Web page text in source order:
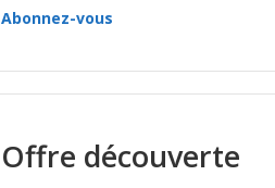
Abonnez-vous
Offre découverte